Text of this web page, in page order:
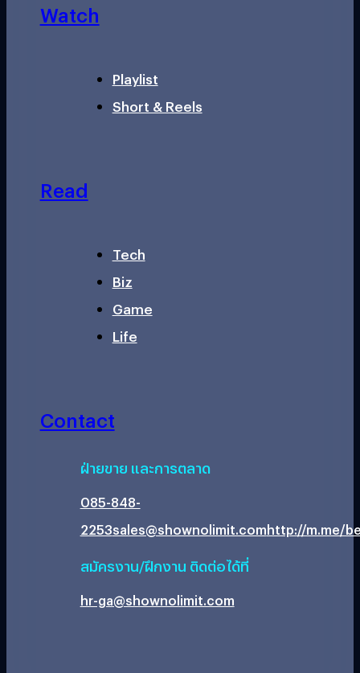
Watch
Playlist
Short & Reels
Read
Tech
Biz
Game
Life
Contact
ฝ่ายขาย และการตลาด
085-848-
2253sales@shownolimit.comhttp://m.me/
สมัครงาน/ฝึกงาน ติดต่อได้ที่
hr-ga@shownolimit.com